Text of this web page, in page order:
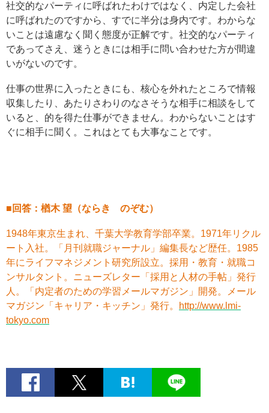
社交的なパーティに呼ばれたわけではなく、内定した会社
に呼ばれたのですから、すでに半分は身内です。わからな
いことは遠慮なく聞く態度が正解です。社交的なパーティ
であってさえ、迷うときには相手に問い合わせた方が間違
いがないのです。
仕事の世界に入ったときにも、核心を外れたところで情報
収集したり、あたりさわりのなさそうな相手に相談をして
いると、的を得た仕事ができません。わからないことはす
ぐに相手に聞く。これはとても大事なことです。
■回答：楢木 望（ならき のぞむ）
1948年東京生まれ、千葉大学教育学部卒業。1971年リクル
ート入社。「月刊就職ジャーナル」編集長など歴任。1985
年にライフマネジメント研究所設立。採用・教育・就職コ
ンサルタント。ニューズレター「採用と人材の手帖」発行
人。「内定者のための学習メールマガジン」開発。メール
マガジン「キャリア・キッチン」発行。
http://www.lmi-
tokyo.com